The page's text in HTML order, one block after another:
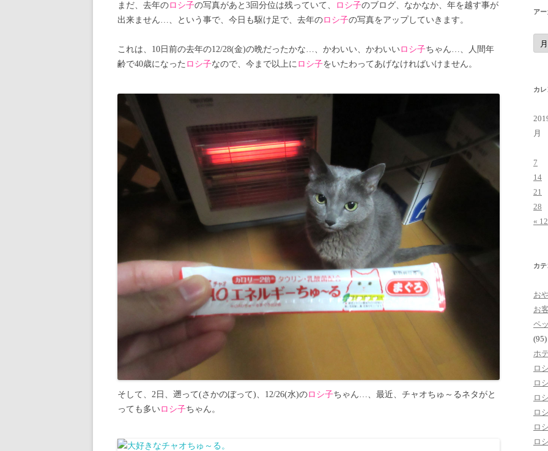
まだ、去年のロシ子の写真があと3回分位は残っていて、 ロシ子のブログ、なかなか、年を越す事が
出来ません…、という事で、今日も駆け足で、去年のロシ子の写真をアップしていきます。
これは、10日前の去年の12/28(金)の晩だったかな…、かわいい、かわいいロシ子ちゃん…、人間年
齢で40歳になった ロシ子なので、今まで以上に ロシ子をいたわってあげなければいけません。
そして、2日、遡って(さかのぼって)、12/26(水)のロシ子ちゃん…、最近、チャオちゅ～るネタがと
っても多いロシ子ちゃん。
ア
ア
ー
カ
カ
月
7
14
21
28
«
カ
お
お
ペ
(95)
ホ
ロ
ロ
ロ
ロ
ロ
ロ